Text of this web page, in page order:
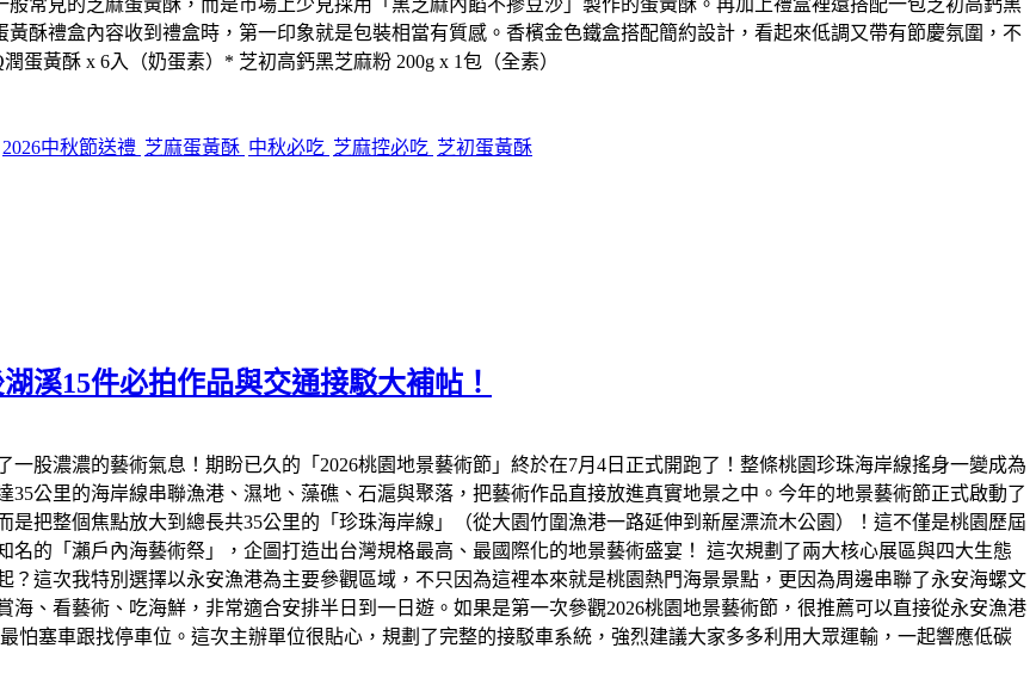
酥禮盒內容收到禮盒時，第一印象就是包裝相當有質感。香檳金色鐵盒搭配簡約設計，看起來低調又帶有節慶氛圍，不
黃酥 x 6入（奶蛋素）* 芝初高鈣黑芝麻粉 200g x 1包（全素）
2026中秋節送禮 芝麻蛋黃酥 中秋必吃 芝麻控必吃 芝初蛋黃酥
溪15件必拍作品與交通接駁大補帖！
股濃濃的藝術氣息！期盼已久的「2026桃園地景藝術節」終於在7月4日正式開跑了！整條桃園珍珠海岸線搖身一變成為
公里的海岸線串聯漁港、濕地、藻礁、石滬與聚落，把藝術作品直接放進真實地景之中。今年的地景藝術節正式啟動了
是把整個焦點放大到總長共35公里的「珍珠海岸線」（從大園竹圍漁港一路延伸到新屋漂流木公園）！這不僅是桃園歷屆
的「瀨戶內海藝術祭」，企圖打造出台灣規格最高、最國際化的地景藝術盛宴！ 這次規劃了兩大核心展區與四大生態
這次我特別選擇以永安漁港為主要參觀區域，不只因為這裡本來就是桃園熱門海景景點，更因為周邊串聯了永安海螺文
、看藝術、吃海鮮，非常適合安排半日到一日遊。如果是第一次參觀2026桃園地景藝術節，很推薦可以直接從永安漁港
怕塞車跟找停車位。這次主辦單位很貼心，規劃了完整的接駁車系統，強烈建議大家多多利用大眾運輸，一起響應低碳